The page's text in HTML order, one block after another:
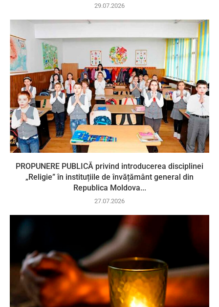
29.07.2026
PROPUNERE PUBLICĂ privind introducerea disciplinei
„Religie” în instituțiile de învățământ general din
Republica Moldova...
27.07.2026